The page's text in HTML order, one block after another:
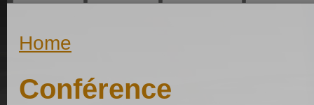
Home
Conférence